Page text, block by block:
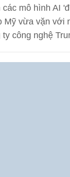
mô hình AI
Mỹ vừa vặn với
công nghệ